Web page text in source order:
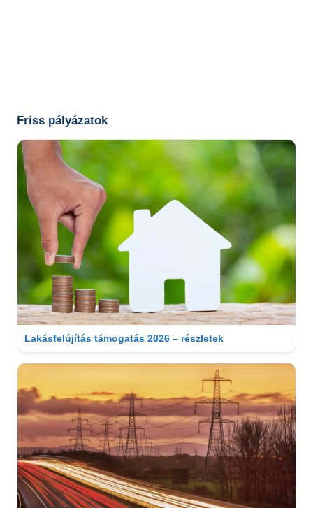
Friss pályázatok
Lakásfelújítás támogatás 2026 – részletek